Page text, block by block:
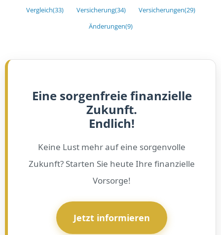
Vergleich(33) Versicherung(34) Versicherungen(29)
Änderungen(9)
Eine sorgenfreie finanzielle
Zukunft.
Endlich!
Keine Lust mehr auf eine sorgenvolle
Zukunft? Starten Sie heute Ihre finanzielle
Vorsorge!
Jetzt informieren